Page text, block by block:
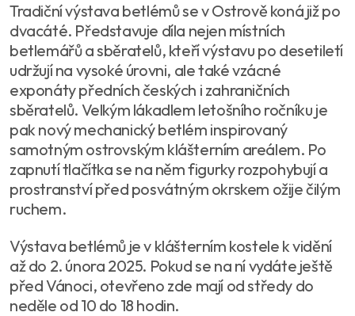
Tradiční výstava betlémů se v Ostrově koná již po
dvacáté. Představuje díla nejen místních
betlemářů a sběratelů, kteří výstavu po desetiletí
udržují na vysoké úrovni, ale také vzácné
exponáty předních českých i zahraničních
sběratelů. Velkým lákadlem letošního ročníku je
pak nový mechanický betlém inspirovaný
samotným ostrovským klášterním areálem. Po
zapnutí tlačítka se na něm figurky rozpohybují a
prostranství před posvátným okrskem ožije čilým
ruchem.
Výstava betlémů je v klášterním kostele k vidění
až do 2. února 2025. Pokud se na ní vydáte ještě
před Vánoci, otevřeno zde mají od středy do
neděle od 10 do 18 hodin.